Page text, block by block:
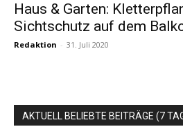
Haus & Garten:
Sichtschutz auf dem
Redaktion - 31. Juli 2020
AKTUELL BELIEBTE BEITRÄGE (7